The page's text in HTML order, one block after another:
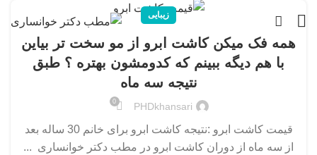
زیبایی
همه فک میکن کاشت ابرو از مو سخت تر بیاین
با هم دیگه ببینم که کدومشون بهتره ؟ طبق
نتیجه سه ماه
PHDkhansari
0
قیمت کاشت ابرو :نتیجه کاشت ابرو برای خانم 30 ساله بعد
از سه ماه از دوران کاشت ابرو در مطب دکتر خوانساری ...